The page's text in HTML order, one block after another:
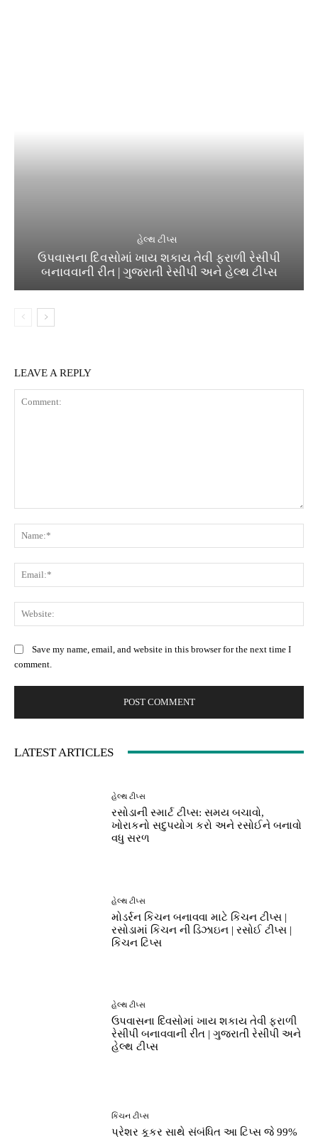
હેલ્થ ટીપ્સ
ઉપવાસના દિવસોમાં ખાય શકાય તેવી ફરાળી રેસીપી
બનાવવાની રીત | ગુજરાતી રેસીપી અને હેલ્થ ટીપ્સ
LEAVE A REPLY
Save my name, email, and website in this browser for the next time I
comment.
LATEST ARTICLES
હેલ્થ ટીપ્સ
રસોડાની સ્માર્ટ ટીપ્સ: સમય બચાવો,
ખોરાકનો સદુપયોગ કરો અને રસોઈને બનાવો
વધુ સરળ
હેલ્થ ટીપ્સ
મોડર્રન કિચન બનાવવા માટે કિચન ટીપ્સ |
રસોડામાં કિચન ની ડિઝાઇન | રસોઈ ટીપ્સ |
કિચન ટિપ્સ
હેલ્થ ટીપ્સ
ઉપવાસના દિવસોમાં ખાય શકાય તેવી ફરાળી
રેસીપી બનાવવાની રીત | ગુજરાતી રેસીપી અને
હેલ્થ ટીપ્સ
કિચન ટીપ્સ
પ્રેશર કૂકર સાથે સંબંધિત આ ટિપ્સ જે 99%